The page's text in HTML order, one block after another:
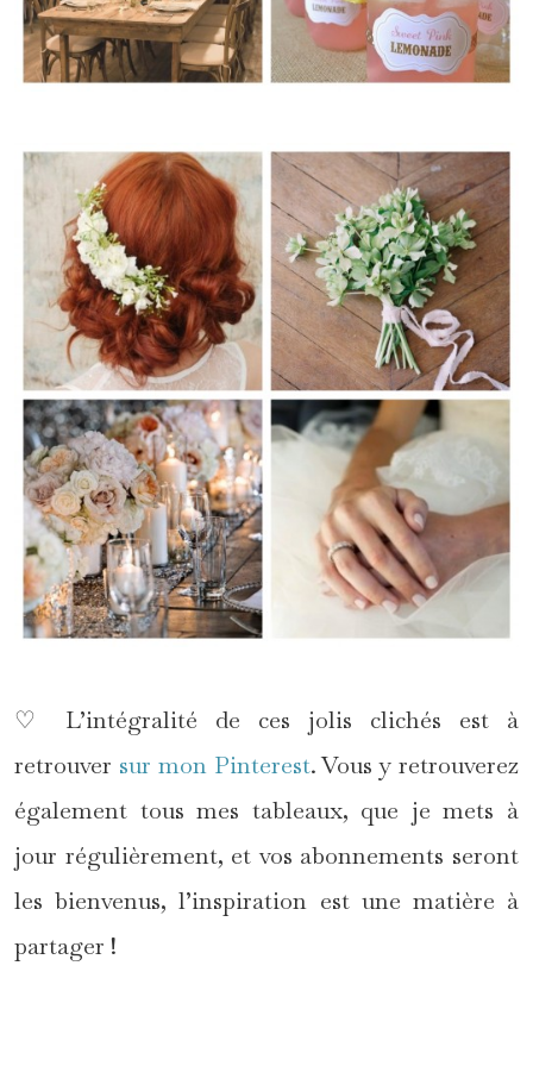
♡ L’intégralité de ces jolis clichés est à
retrouver sur mon Pinterest. Vous y retrouverez
également tous mes tableaux, que je mets à
jour régulièrement, et vos abonnements seront
les bienvenus, l’inspiration est une matière à
partager !